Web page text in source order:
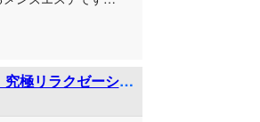
空間で日々のスト
た幡ヶ
ンとおもてなしを
心よりお待ちして
極リラクゼーショ